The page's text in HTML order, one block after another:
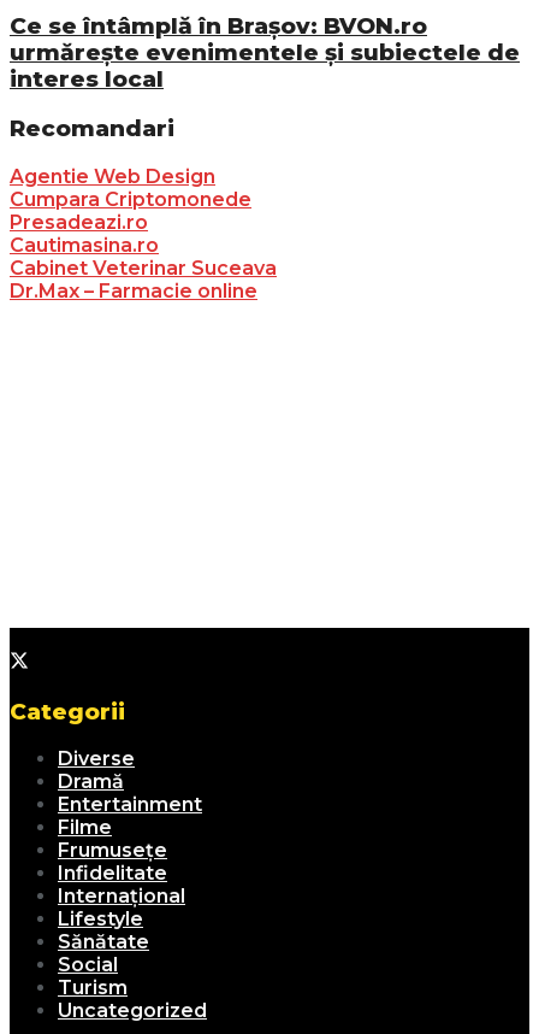
Ce se întâmplă în Brașov: BVON.ro
urmărește evenimentele și subiectele de
interes local
Recomandari
Agentie Web Design
Cumpara Criptomonede
Presadeazi.ro
Cautimasina.ro
Cabinet Veterinar Suceava
Dr.Max – Farmacie online
Categorii
Diverse
Dramă
Entertainment
Filme
Frumusețe
Infidelitate
Internațional
Lifestyle
Sănătate
Social
Turism
Uncategorized